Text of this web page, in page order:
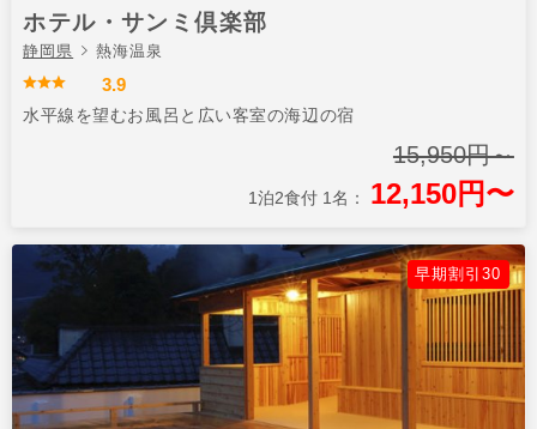
ホテル・サンミ倶楽部
静岡県 熱海温泉
3.9
水平線を望むお風呂と広い客室の海辺の宿
15,950円～
1泊2食付 1名： 12,150円〜
早期割引30